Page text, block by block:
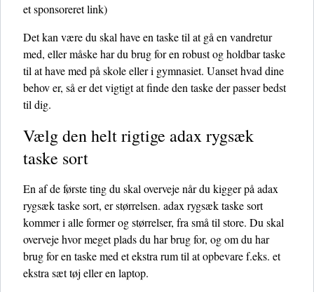
et sponsoreret link)
Det kan være du skal have en taske til at gå en vandretur
med, eller måske har du brug for en robust og holdbar taske
til at have med på skole eller i gymnasiet. Uanset hvad dine
behov er, så er det vigtigt at finde den taske der passer bedst
til dig.
Vælg den helt rigtige adax rygsæk
taske sort
En af de første ting du skal overveje når du kigger på adax
rygsæk taske sort, er størrelsen. adax rygsæk taske sort
kommer i alle former og størrelser, fra små til store. Du skal
overveje hvor meget plads du har brug for, og om du har
brug for en taske med et ekstra rum til at opbevare f.eks. et
ekstra sæt tøj eller en laptop.